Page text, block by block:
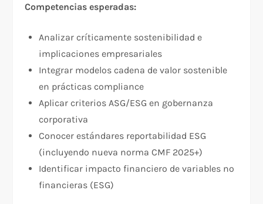
Competencias esperadas:
Analizar críticamente sostenibilidad e
implicaciones empresariales
Integrar modelos cadena de valor sostenible
en prácticas compliance
Aplicar criterios ASG/ESG en gobernanza
corporativa​
Conocer estándares reportabilidad ESG
(incluyendo nueva norma CMF 2025+)
Identificar impacto financiero de variables no
financieras (ESG)​